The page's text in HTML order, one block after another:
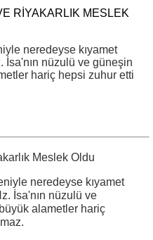
RIYAKARLIK MESLEK
neredeyse kıyamet
nüzulü ve güneşin
hariç hepsi zuhur etti
Meslek Oldu
neredeyse kıyamet
İsa'nın nüzulü ve
alametler hariç